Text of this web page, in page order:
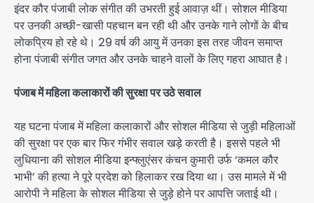
इंदर कौर पंजाबी लोक संगीत की उभरती हुई आवाज़ थीं। सोशल मीडिया
पर उनकी अच्छी-खासी पहचान बन रही थी और उनके गाने लोगों के बीच
लोकप्रिय हो रहे थे। 29 वर्ष की आयु में उनका इस तरह जीवन समाप्त
होना पंजाबी संगीत जगत और उनके चाहने वालों के लिए गहरा आघात है।
पंजाब में महिला कलाकारों की सुरक्षा पर उठे सवाल
यह घटना पंजाब में महिला कलाकारों और सोशल मीडिया से जुड़ी महिलाओं
की सुरक्षा पर एक बार फिर गंभीर सवाल खड़े करती है। इससे पहले भी
लुधियाना की सोशल मीडिया इन्फ्लुएंसर कंचन कुमारी उर्फ ‘कमल कौर
भाभी’ की हत्या ने पूरे प्रदेश को हिलाकर रख दिया था। उस मामले में भी
आरोपी ने महिला के सोशल मीडिया से जुड़े होने पर आपत्ति जताई थी।